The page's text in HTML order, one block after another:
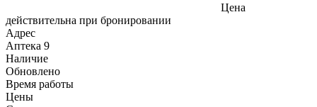
Цена
действительна при бронировании
Адрес
Аптека 9
Наличие
Обновлено
Время работы
Цены